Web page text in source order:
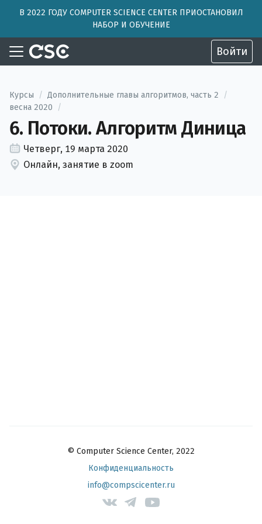
В 2022 ГОДУ COMPUTER SCIENCE CENTER ПРИОСТАНОВИЛ
НАБОР И ОБУЧЕНИЕ
Войти
Курсы / Дополнительные главы алгоритмов, часть 2
/
весна 2020
/
6. Потоки. Алгоритм Диница
Четверг, 19 марта 2020
Онлайн, занятие в zoom
© Computer Science Center, 2022
Конфиденциальность
info@compscicenter.ru